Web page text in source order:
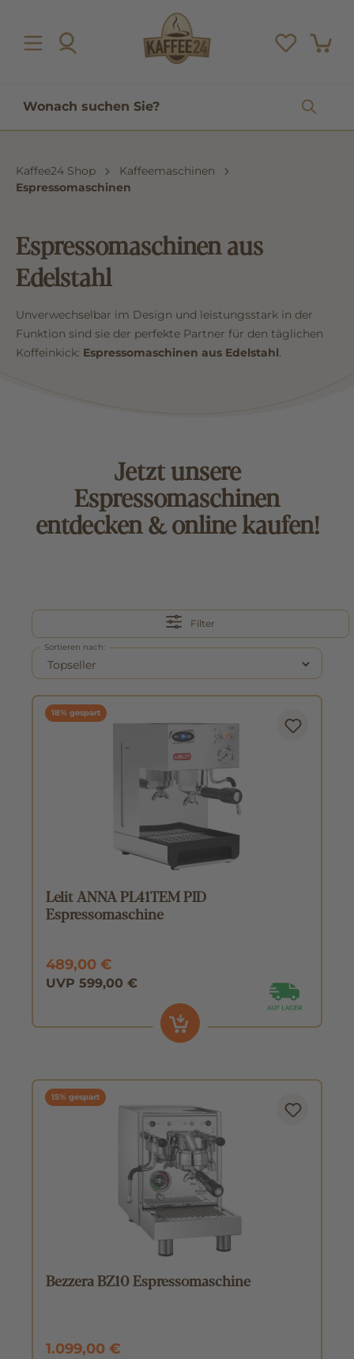
Kaffee24 Shop
Kaffeemaschinen
Espressomaschinen
Espressomaschinen aus
Edelstahl
Unverwechselbar im Design und leistungsstark in der
Funktion sind sie der perfekte Partner für den täglichen
Koffeinkick: Espressomaschinen aus Edelstahl.
Jetzt unsere
Espressomaschinen
entdecken & online kaufen!
Filter
Sortieren nach:
18% gespart
Lelit ANNA PL41TEM PID
Espressomaschine
489,00 €
UVP 599,00 €
15% gespart
Bezzera BZ10 Espressomaschine
1.099,00 €